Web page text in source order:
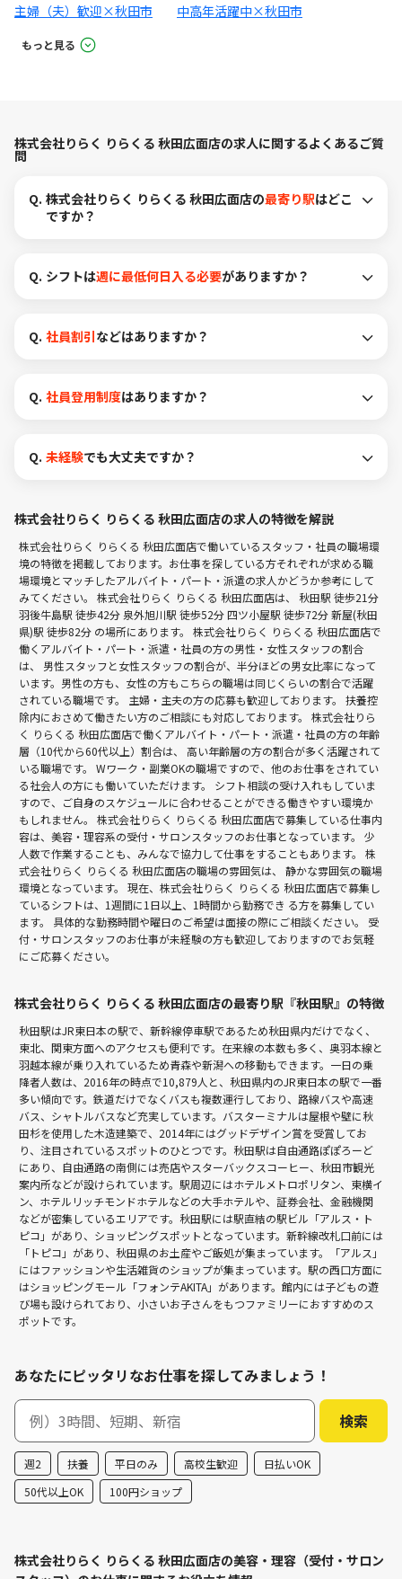
主婦（夫）歓迎×秋田市
中高年活躍中×秋田市
もっと見る
株式会社りらく りらくる 秋田広面店の求人に関するよくあるご質
問
Q. 株式会社りらく りらくる 秋田広面店の最寄り駅はどこ
ですか？
Q. シフトは週に最低何日入る必要がありますか？
Q. 社員割引などはありますか？
Q. 社員登用制度はありますか？
Q. 未経験でも大丈夫ですか？
株式会社りらく りらくる 秋田広面店の求人の特徴を解説
株式会社りらく りらくる 秋田広面店で働いているスタッフ・社員の職場環
境の特徴を掲載しております。お仕事を探している方それぞれが求める職
場環境とマッチしたアルバイト・パート・派遣の求人かどうか参考にして
みてください。 株式会社りらく りらくる 秋田広面店は、 秋田駅 徒歩21分
羽後牛島駅 徒歩42分 泉外旭川駅 徒歩52分四ツ小屋駅 徒歩72分新屋(秋田
県)駅 徒歩82分 の場所にあります。 株式会社りらく りらくる 秋田広面店で
働くアルバイト・パート・派遣・社員の方の男性・女性スタッフの割合
は、 男性スタッフと女性スタッフの割合が、半分ほどの男女比率になって
います。男性の方も、女性の方もこちらの職場は同じくらいの割合で活躍
されている職場です。 主婦・主夫の方の応募も歓迎しております。 扶養控
除内におさめて働きたい方のご相談にも対応しております。 株式会社りら
く りらくる 秋田広面店で働くアルバイト・パート・派遣・社員の方の年齢
層（10代から60代以上）割合は、 高い年齢層の方の割合が多く活躍されて
いる職場です。 Wワーク・副業OKの職場ですので、他のお仕事をされてい
る社会人の方にも働いていただけます。 シフト相談の受け入れもしていま
すので、ご自身のスケジュールに合わせることができる働きやすい環境か
もしれません。 株式会社りらく りらくる 秋田広面店で募集している仕事内
容は、美容・理容系の受付・サロンスタッフのお仕事となっています。 少
人数で作業することも、みんなで協力して仕事をすることもあります。 株
式会社りらく りらくる 秋田広面店の職場の雰囲気は、 静かな雰囲気の職場
環境となっています。 現在、株式会社りらく りらくる 秋田広面店で募集し
ているシフトは、1週間に1日以上、1時間から勤務でき る方を募集してい
ます。 具体的な勤務時間や曜日のご希望は面接の際にご相談ください。 受
付・サロンスタッフのお仕事が未経験の方も歓迎しておりますのでお気軽
にご応募ください。
株式会社りらく りらくる 秋田広面店の最寄り駅『秋田駅』の特徴
秋田駅はJR東日本の駅で、新幹線停車駅であるため秋田県内だけでなく、
東北、関東方面へのアクセスも便利です。在来線の本数も多く、奥羽本線と
羽越本線が乗り入れているため青森や新潟への移動もできます。一日の乗
降者人数は、2016年の時点で10,879人と、秋田県内のJR東日本の駅で一番
多い傾向です。鉄道だけでなくバスも複数運行しており、路線バスや高速
バス、シャトルバスなど充実しています。バスターミナルは屋根や壁に秋
田杉を使用した木造建築で、2014年にはグッドデザイン賞を受賞してお
り、注目されているスポットのひとつです。秋田駅は自由通路ぽぽろーど
にあり、自由通路の南側には売店やスターバックスコーヒー、秋田市観光
案内所などが設けられています。駅周辺にはホテルメトロポリタン、東横イ
ン、ホテルリッチモンドホテルなどの大手ホテルや、証券会社、金融機関
などが密集しているエリアです。秋田駅には駅直結の駅ビル「アルス・ト
ピコ」があり、ショッピングスポットとなっています。新幹線改札口前には
「トピコ」があり、秋田県のお土産やご飯処が集まっています。「アルス」
にはファッションや生活雑貨のショップが集まっています。駅の西口方面に
はショッピングモール「フォンテAKITA」があります。館内には子どもの遊
び場も設けられており、小さいお子さんをもつファミリーにおすすめのス
ポットです。
あなたにピッタリなお仕事を探してみましょう！
週2 扶養 平日のみ 高校生歓迎
日払いOK
50代以上OK
100円ショップ
株式会社りらく りらくる 秋田広面店の美容・理容（受付・サロン